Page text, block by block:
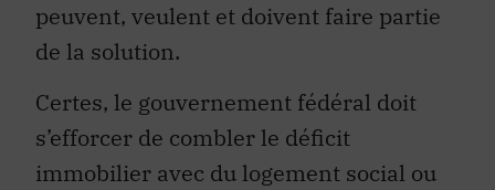
peuvent, veulent et doivent faire partie
de la solution.
Certes, le gouvernement fédéral doit
s’efforcer de combler le déficit
immobilier avec du logement social ou